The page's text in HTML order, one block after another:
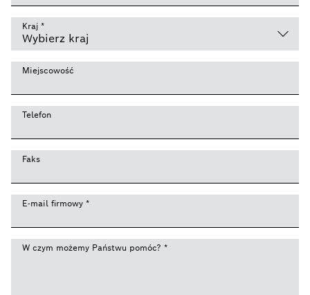
Kraj *
Miejscowość
Telefon
Faks
E-mail firmowy *
W czym możemy Państwu pomóc? *